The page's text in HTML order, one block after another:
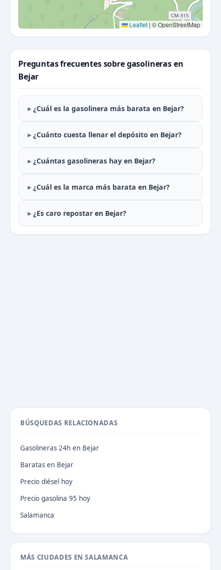
Leaflet | © OpenStreetMap
Preguntas frecuentes sobre gasolineras en
Bejar
¿Cuál es la gasolinera más barata en Bejar?
¿Cuánto cuesta llenar el depósito en Bejar?
¿Cuántas gasolineras hay en Bejar?
¿Cuál es la marca más barata en Bejar?
¿Es caro repostar en Bejar?
BÚSQUEDAS RELACIONADAS
Gasolineras 24h en Bejar
Baratas en Bejar
Precio diésel hoy
Precio gasolina 95 hoy
Salamanca
MÁS CIUDADES EN SALAMANCA